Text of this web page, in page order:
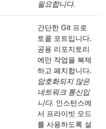
필요합니다.
간단한 Git 프로
토콜 포트입니다.
공용 리포지토리
에만 작업을 복제
하고 페치합니다.
암호화되지 않은
네트워크 통신입
니다. 인스턴스에
서 프라이빗 모드
를 사용하도록 설